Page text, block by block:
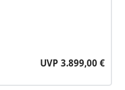
Petrol
UVP 3.899,00 €